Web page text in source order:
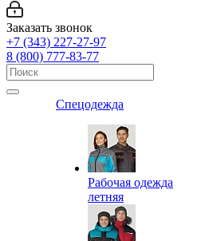
Заказать звонок
+7 (343) 227-27-97
8 (800) 777-83-77
Спецодежда
Рабочая одежда
летняя